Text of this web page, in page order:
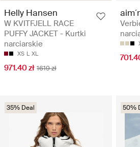
Helly Hansen
W KVITFJELL RACE
PUFFY JACKET - Kurtki
narciarskie
XS L XL
971.40 zł 1619 zł
35% Deal 50%